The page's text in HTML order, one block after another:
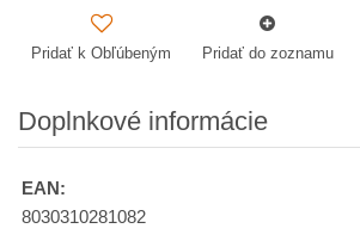
Pridať k Obľúbeným Pridať do zoznamu
Doplnkové informácie
EAN:
8030310281082